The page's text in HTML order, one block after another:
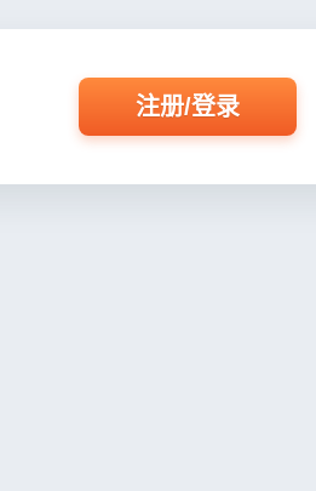
注册/登录